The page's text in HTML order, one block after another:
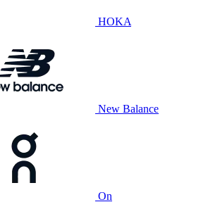
HOKA
New Balance
On